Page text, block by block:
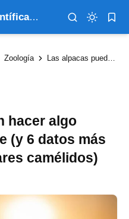
Infoterio - Noticias científicas que explican el mundo
Zoología Las alpacas pueden hacer algo curioso con su pene (y 6 datos más sobre estos peculiares camélidos)
hacer algo
(y 6 datos más
camélidos)